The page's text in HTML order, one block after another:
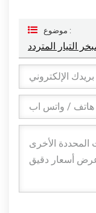
موضوع :